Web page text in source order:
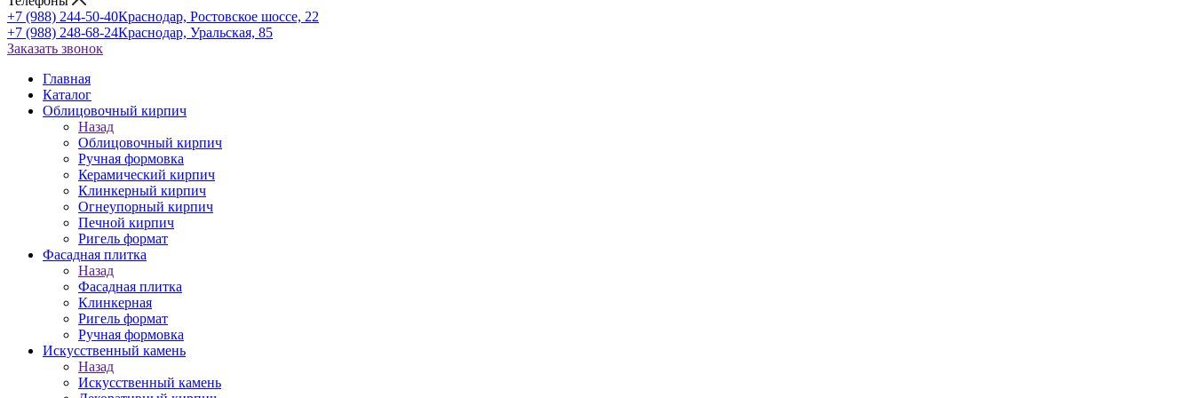
+7 (988) 244-50-40Краснодар, Ростовское шоссе, 22
+7 (988) 248-68-24Краснодар, Уральская, 85
Заказать звонок
Главная
Каталог
Облицовочный кирпич
Назад
Облицовочный кирпич
Ручная формовка
Керамический кирпич
Клинкерный кирпич
Огнеупорный кирпич
Печной кирпич
Ригель формат
Фасадная плитка
Назад
Фасадная плитка
Клинкерная
Ригель формат
Ручная формовка
Искусственный камень
Назад
Искусственный камень